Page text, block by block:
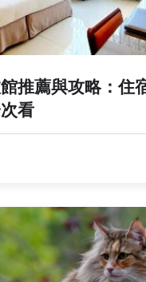
推薦與攻略：住
看